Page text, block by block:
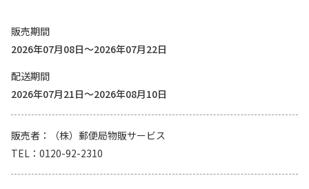
販売期間
2026年07月08日～2026年07月22日
配送期間
2026年07月21日～2026年08月10日
販売者
（株）郵便局物販サービス
TEL
0120-92-2310